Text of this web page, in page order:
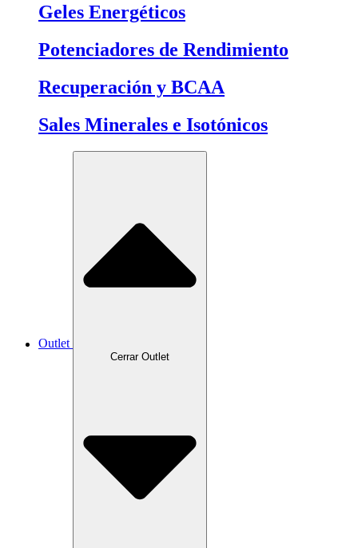
Geles Energéticos
Potenciadores de Rendimiento
Recuperación y BCAA
Sales Minerales e Isotónicos
Outlet
Cerrar Outlet